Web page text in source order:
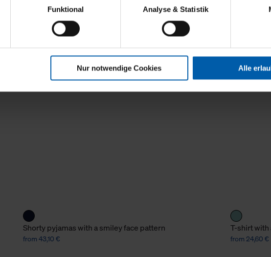
Angebote, Anzeigen und Inhalte aufgrund Ihres Nutzerverhaltens und
und Tracking-Zwecke zur Analyse und Optimierung unserer Webpräsenz
Diese übermitteln wir in anonymisierter Form an Dritte wie etwa
damit wir alle Cookies und Web-Technologien für Ihr personalisiertes
jeweiligen Schaltflächen können Sie die Arten der Cookies selbst festlegen,
Funktional Analyse & Statistik
Nur notwendige Cookies Alle
Shorty pyjamas with a smiley face pattern
from 43,10 €
T-shirt
from 24,60 €